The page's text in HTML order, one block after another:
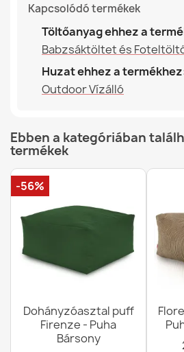
Kapcsolódó termékek
Töltőanyag ehhez a
Babzsáktöltet és
Huzat ehhez a
Outdoor Vízálló
Ebben a kategóriában
termékek
Dohányzóasztal puff
Firenze - Puha
Bársony
-56%